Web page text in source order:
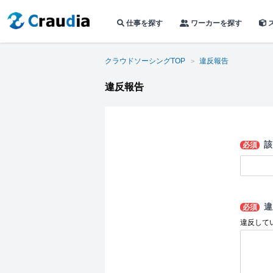
仕事を探す ワーカーを探す
クラウドソーシングTOP 違反報告
違反報告
必須
必須
違反して